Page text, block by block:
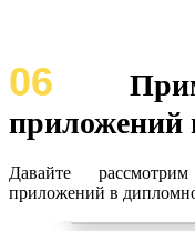
06
приложений
Давайте
приложений в